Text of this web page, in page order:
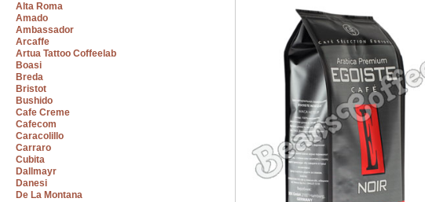
Alta Roma
Amado
Ambassador
Arcaffe
Artua Tattoo Coffeelab
Boasi
Breda
Bristot
Bushido
Cafe Creme
Cafecom
Caracolillo
Carraro
Cubita
Dallmayr
Danesi
De La Montana